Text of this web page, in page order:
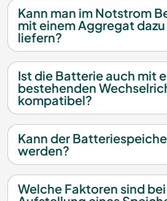
Kann man im Notstrom
mit einem Aggregat
liefern?
Ist die Batterie auch mit
bestehenden
kompatibel?
Kann der
werden?
Welche Faktoren sind